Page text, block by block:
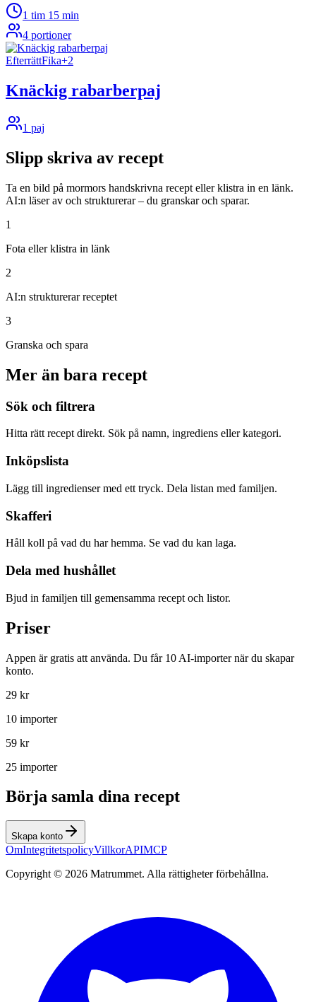
1 tim 15 min
4 portioner
EfterrättFika+2
Knäckig rabarberpaj
1 paj
Slipp skriva av recept
Ta en bild på mormors handskrivna recept eller klistra in en länk.
AI:n läser av och strukturerar – du granskar och sparar.
1
Fota eller klistra in länk
2
AI:n strukturerar receptet
3
Granska och spara
Mer än bara recept
Sök och filtrera
Hitta rätt recept direkt. Sök på namn, ingrediens eller kategori.
Inköpslista
Lägg till ingredienser med ett tryck. Dela listan med familjen.
Skafferi
Håll koll på vad du har hemma. Se vad du kan laga.
Dela med hushållet
Bjud in familjen till gemensamma recept och listor.
Priser
Appen är gratis att använda. Du får 10 AI-importer när du skapar
konto.
29 kr
10 importer
59 kr
25 importer
Börja samla dina recept
Skapa konto
OmIntegritetspolicyVillkorAPIMCP
Copyright © 2026 Matrummet. Alla rättigheter förbehållna.